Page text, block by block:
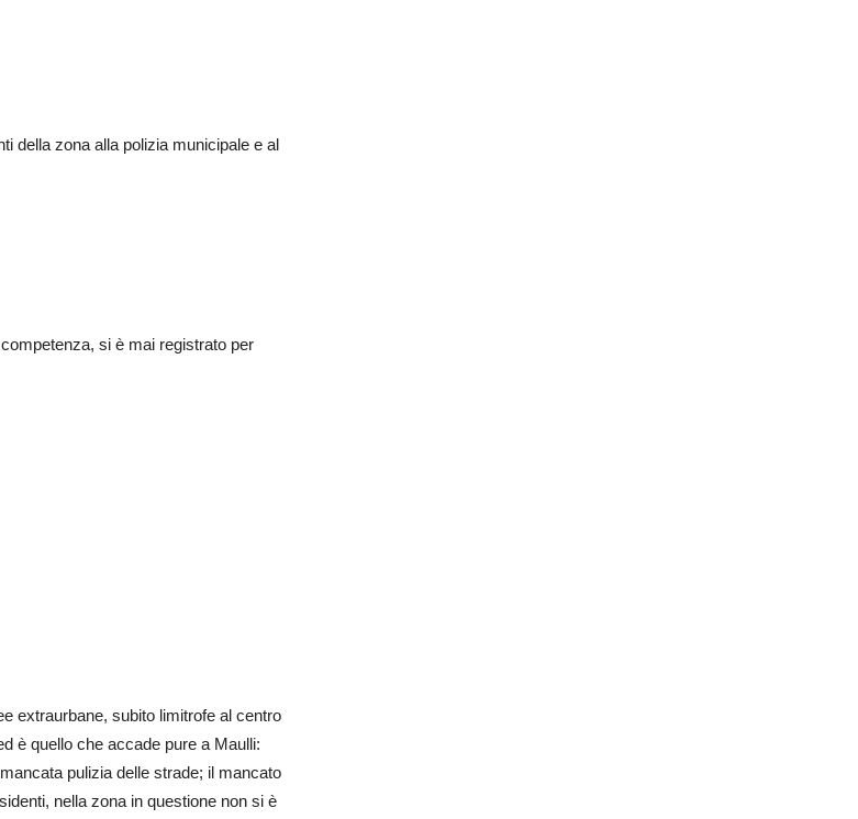
della zona alla polizia municipale e al
si è mai registrato per
extraurbane, subito limitrofe al centro
è quello che accade pure a Maulli:
pulizia delle strade; il mancato
nella zona in questione non si è